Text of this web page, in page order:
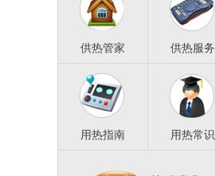
供热管家 供热服务
用热指南 用热常识